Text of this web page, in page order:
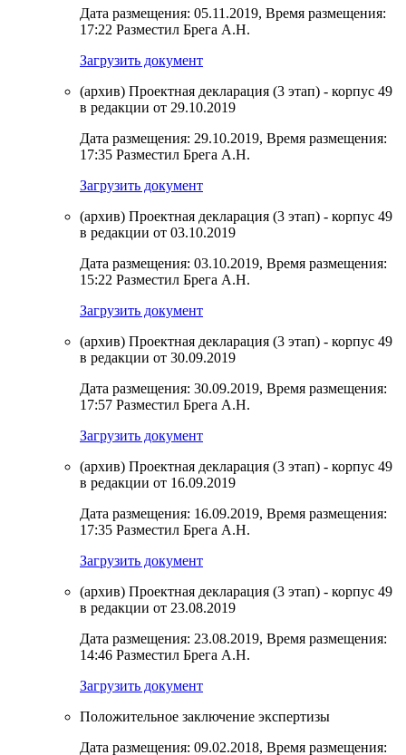
Дата размещения: 05.11.2019, Время размещения:
17:22 Разместил Брега А.Н.
Загрузить документ
(архив) Проектная декларация (3 этап) - корпус 49
в редакции от 29.10.2019
Дата размещения: 29.10.2019, Время размещения:
17:35 Разместил Брега А.Н.
Загрузить документ
(архив) Проектная декларация (3 этап) - корпус 49
в редакции от 03.10.2019
Дата размещения: 03.10.2019, Время размещения:
15:22 Разместил Брега А.Н.
Загрузить документ
(архив) Проектная декларация (3 этап) - корпус 49
в редакции от 30.09.2019
Дата размещения: 30.09.2019, Время размещения:
17:57 Разместил Брега А.Н.
Загрузить документ
(архив) Проектная декларация (3 этап) - корпус 49
в редакции от 16.09.2019
Дата размещения: 16.09.2019, Время размещения:
17:35 Разместил Брега А.Н.
Загрузить документ
(архив) Проектная декларация (3 этап) - корпус 49
в редакции от 23.08.2019
Дата размещения: 23.08.2019, Время размещения:
14:46 Разместил Брега А.Н.
Загрузить документ
Положительное заключение экспертизы
Дата размещения: 09.02.2018, Время размещения: